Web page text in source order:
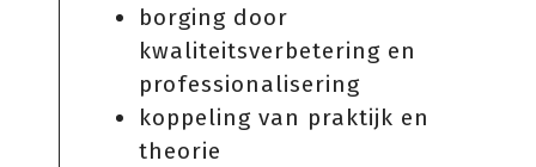
borging door
kwaliteitsverbetering en
professionalisering
koppeling van praktijk en
theorie